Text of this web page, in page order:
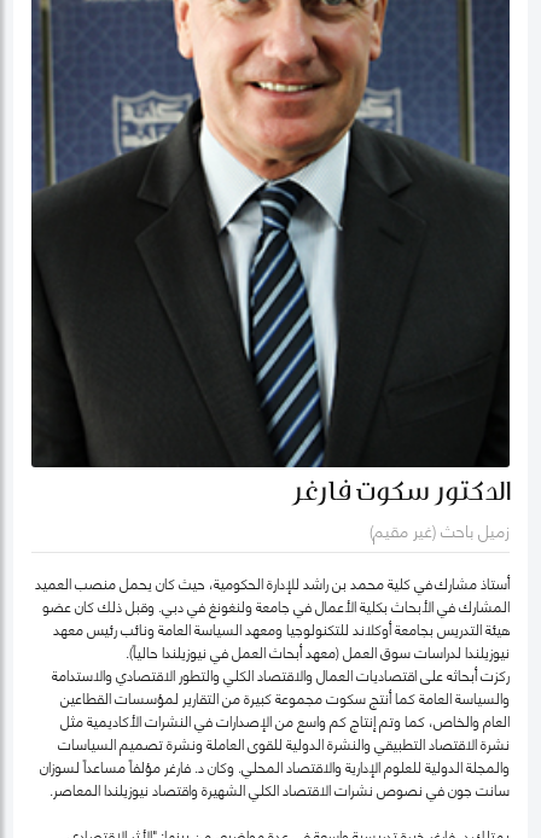
الدكتور سكوت فارغر
زميل باحث (غير مقيم)
أستاذ مشارك في كلية محمد بن راشد للإدارة الحكومية، حيث كان يحمل منصب العميد
المشارك في الأبحاث بكلية الأعمال في جامعة ولنغونغ في دبي. وقبل ذلك كان عضو
هيئة التدريس بجامعة أوكلاند للتكنولوجيا ومعهد السياسة العامة ونائب رئيس معهد
نيوزيلندا لدراسات سوق العمل (معهد أبحاث العمل في نيوزيلندا حالياً).
ركزت أبحاثه على اقتصاديات العمال والاقتصاد الكلي والتطور الاقتصادي والاستدامة
والسياسة العامة كما أنتج سكوت مجموعة كبيرة من التقارير لمؤسسات القطاعين
العام والخاص، كما وتم إنتاج كم واسع من الإصدارات في النشرات الأكاديمية مثل
نشرة الاقتصاد التطبيقي والنشرة الدولية للقوى العاملة ونشرة تصميم السياسات
والمجلة الدولية للعلوم الإدارية والاقتصاد المحلي. وكان د. فارغر مؤلفاً مساعداً لسوزان
سانت جون في نصوص نشرات الاقتصاد الكلي الشهيرة واقتصاد نيوزيلندا المعاصر.